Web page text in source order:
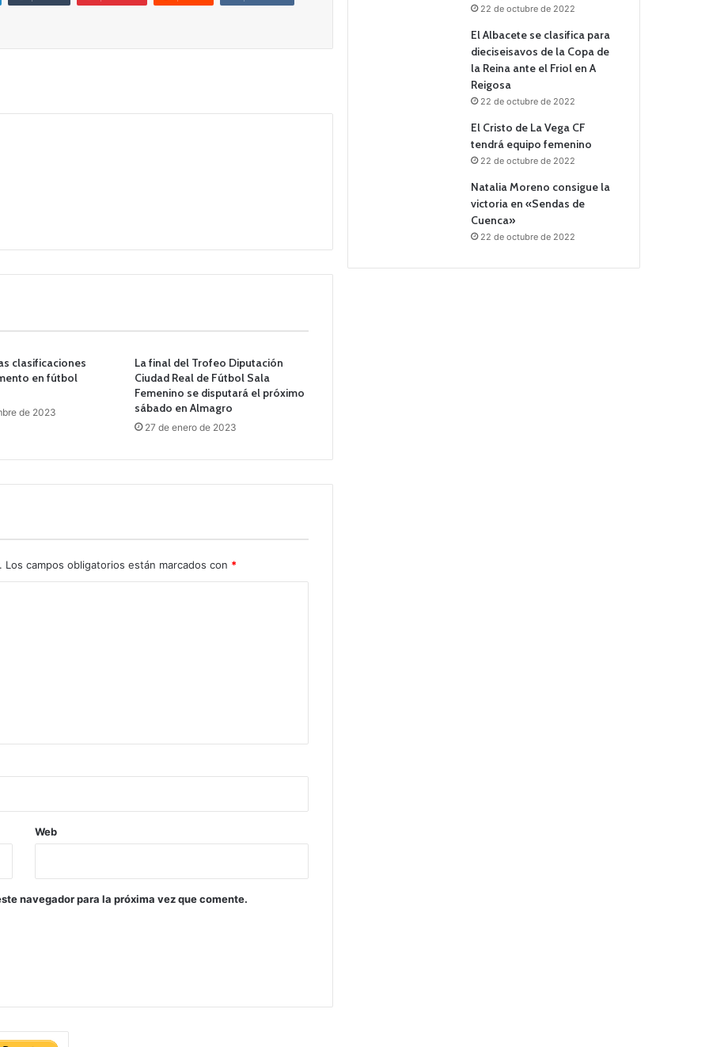
clasificaciones
en fútbol
de 2023
La final del Trofeo Diputación
Ciudad Real de Fútbol Sala
Femenino se disputará el próximo
sábado en Almagro
27 de enero de 2023
Los campos obligatorios están marcados con *
Web
navegador para la próxima vez que comente.
22 de octubre de 2022
El Albacete se clasifica para
dieciseisavos de la Copa de
la Reina ante el Friol en A
Reigosa
22 de octubre de 2022
El Cristo de La Vega CF
tendrá equipo femenino
22 de octubre de 2022
Natalia Moreno consigue la
victoria en «Sendas de
Cuenca»
22 de octubre de 2022